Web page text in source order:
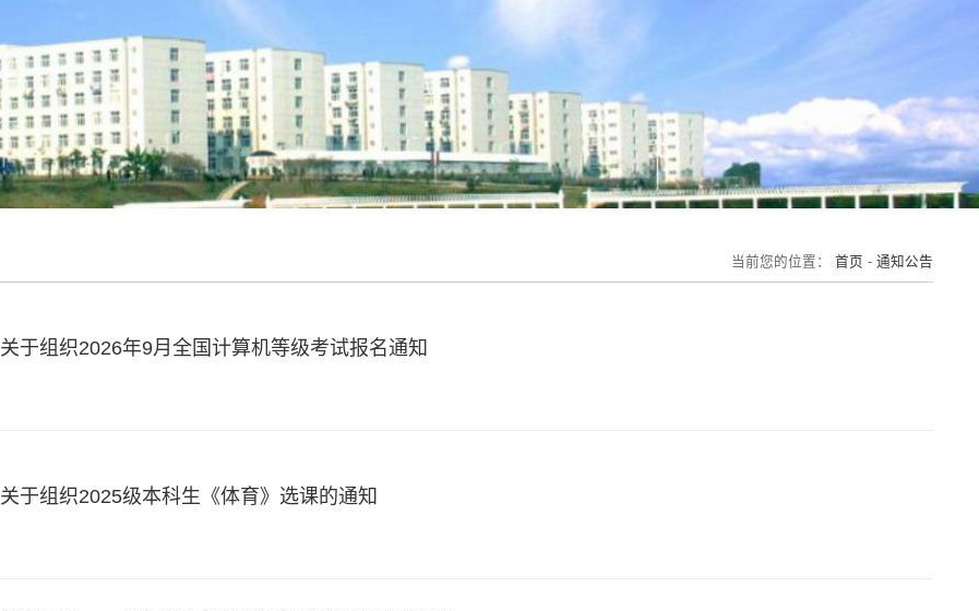
当前您的位置： 首页 - 通知公告
关于组织2026年9月全国计算机等级考试报名通知
关于组织2025级本科生《体育》选课的通知